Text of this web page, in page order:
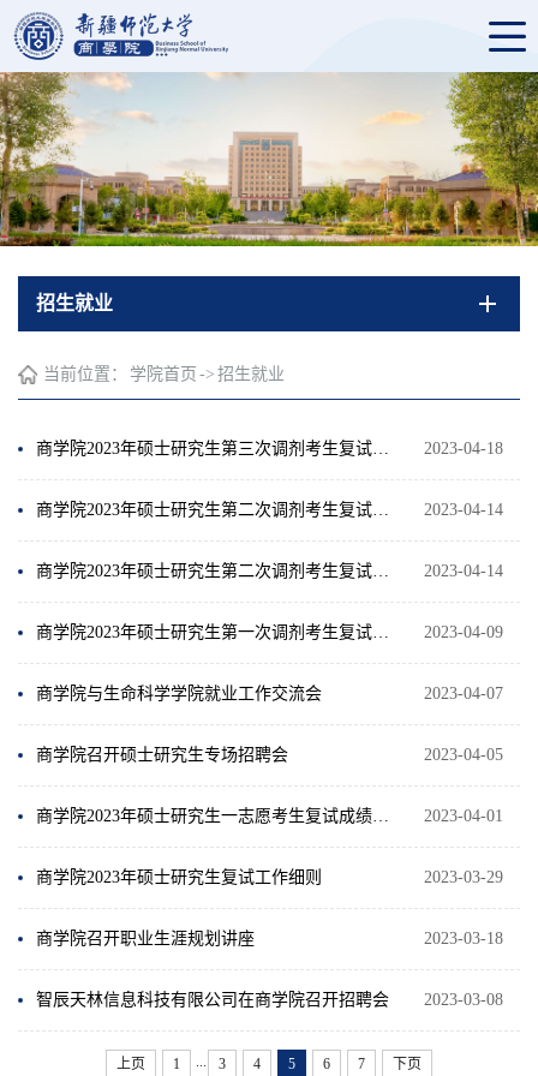
招生就业
当前位置： 学院首页 -> 招生就业
2023-04-18
2023-04-14
2023-04-14
2023-04-09
2023-04-07
商学院与生命科学学院就业工作交流会
2023-04-05
商学院召开硕士研究生专场招聘会
2023-04-01
2023-03-29
商学院2023年硕士研究生复试工作细则
2023-03-18
商学院召开职业生涯规划讲座
2023-03-08
智辰天林信息科技有限公司在商学院召开招聘会
上页 1 ... 3 4 5 6 7 下页